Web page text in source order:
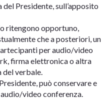
Presidente, sull’apposito
ritengono opportuno,
che a posteriori, un
per audio/video
firma elettronica o altra
del verbale.
può conservare e
video conferenza.